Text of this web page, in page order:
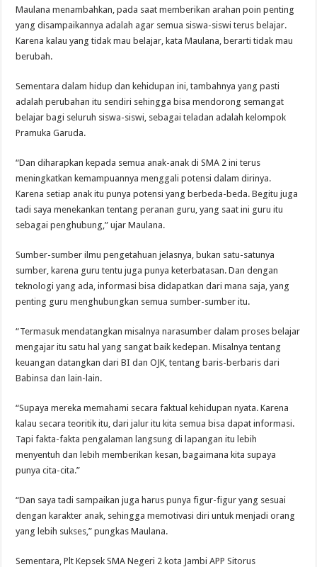
Maulana menambahkan, pada saat memberikan arahan poin penting
yang disampaikannya adalah agar semua siswa-siswi terus belajar.
Karena kalau yang tidak mau belajar, kata Maulana, berarti tidak mau
berubah.
Sementara dalam hidup dan kehidupan ini, tambahnya yang pasti
adalah perubahan itu sendiri sehingga bisa mendorong semangat
belajar bagi seluruh siswa-siswi, sebagai teladan adalah kelompok
Pramuka Garuda.
“Dan diharapkan kepada semua anak-anak di SMA 2 ini terus
meningkatkan kemampuannya menggali potensi dalam dirinya.
Karena setiap anak itu punya potensi yang berbeda-beda. Begitu juga
tadi saya menekankan tentang peranan guru, yang saat ini guru itu
sebagai penghubung,” ujar Maulana.
Sumber-sumber ilmu pengetahuan jelasnya, bukan satu-satunya
sumber, karena guru tentu juga punya keterbatasan. Dan dengan
teknologi yang ada, informasi bisa didapatkan dari mana saja, yang
penting guru menghubungkan semua sumber-sumber itu.
“Termasuk mendatangkan misalnya narasumber dalam proses belajar
mengajar itu satu hal yang sangat baik kedepan. Misalnya tentang
keuangan datangkan dari BI dan OJK, tentang baris-berbaris dari
Babinsa dan lain-lain.
“Supaya mereka memahami secara faktual kehidupan nyata. Karena
kalau secara teoritik itu, dari jalur itu kita semua bisa dapat informasi.
Tapi fakta-fakta pengalaman langsung di lapangan itu lebih
menyentuh dan lebih memberikan kesan, bagaimana kita supaya
punya cita-cita.”
“Dan saya tadi sampaikan juga harus punya figur-figur yang sesuai
dengan karakter anak, sehingga memotivasi diri untuk menjadi orang
yang lebih sukses,” pungkas Maulana.
Sementara, Plt Kepsek SMA Negeri 2 kota Jambi APP Sitorus